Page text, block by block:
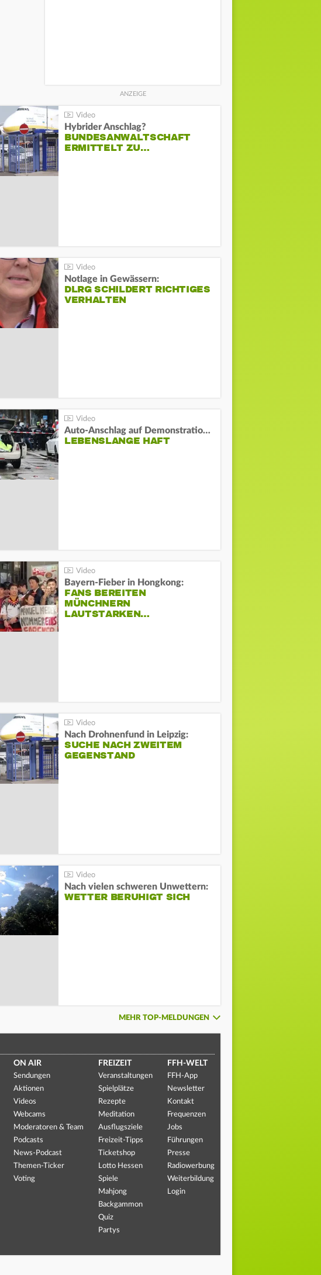
Hybrider Anschlag?
BUNDESANWALTSCHAFT
ERMITTELT ZU…
Notlage in Gewässern:
DLRG SCHILDERT RICHTIGES
VERHALTEN
Auto-Anschlag auf Demonstration in München:
LEBENSLANGE HAFT
Bayern-Fieber in Hongkong:
FANS BEREITEN
MÜNCHNERN
LAUTSTARKEN…
Nach Drohnenfund in Leipzig:
SUCHE NACH ZWEITEM
GEGENSTAND
Nach vielen schweren Unwettern:
WETTER BERUHIGT SICH
MEHR TOP-MELDUNGEN
ON AIR
Sendungen
Aktionen
Videos
Webcams
Moderatoren & Team
Podcasts
News-Podcast
Themen-Ticker
Voting
FREIZEIT
Veranstaltungen
Spielplätze
Rezepte
Meditation
Ausflugsziele
Freizeit-Tipps
Ticketshop
Lotto Hessen
Spiele
Mahjong
Backgammon
Quiz
Partys
FFH-WELT
FFH-App
Newsletter
Kontakt
Frequenzen
Jobs
Führungen
Presse
Radiowerbung
Weiterbildung
Login